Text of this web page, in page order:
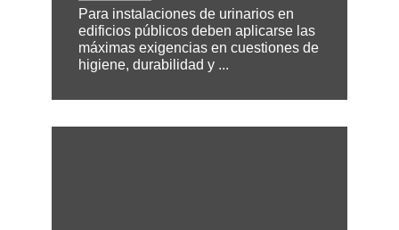
Para instalaciones de urinarios en
edificios públicos deben aplicarse las
máximas exigencias en cuestiones de
higiene, durabilidad y ...